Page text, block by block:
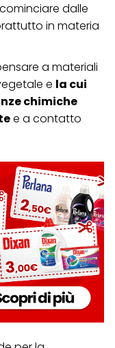
dalle
in materia
a materiali
e la cui
chimiche
e a contatto